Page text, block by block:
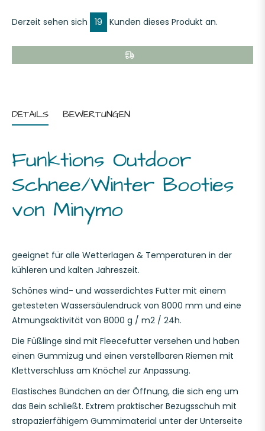
Derzeit sehen sich 19 Kunden dieses Produkt an.
DETAILS BEWERTUNGEN
Funktions Outdoor
Schnee/Winter Booties
von Minymo
geeignet für alle Wetterlagen & Temperaturen in der
kühleren und kalten Jahreszeit.
Schönes wind- und wasserdichtes Futter mit einem
getesteten Wassersäulendruck von 8000 mm und eine
Atmungsaktivität von 8000 g / m2 / 24h.
Die Füßlinge sind mit Fleecefutter versehen und haben
einen Gummizug und einen verstellbaren Riemen mit
Klettverschluss am Knöchel zur Anpassung.
Elastisches Bündchen an der Öffnung, die sich eng um
das Bein schließt. Extrem praktischer Bezugsschuh mit
strapazierfähigem Gummimaterial unter der Unterseite